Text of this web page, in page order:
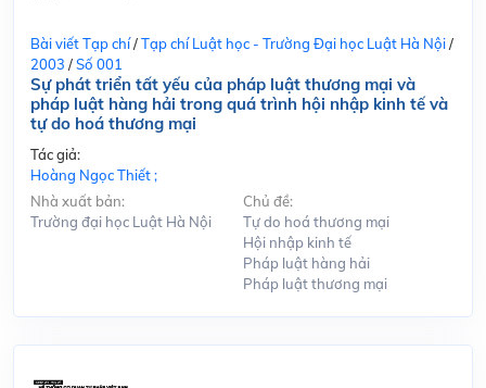
Bài viết Tạp chí/Tạp chí Luật học - Trường Đại học Luật Hà Nội/
2003 /Số 001
Sự phát triển tất yếu của pháp luật thương mại và
pháp luật hàng hải trong quá trình hội nhập kinh tế và
tự do hoá thương mại
Tác giả:
Hoàng Ngọc Thiết ;
Nhà xuất bản:
Trường đại học Luật Hà Nội
Chủ đề:
Tự do hoá thương mại
Hội nhập kinh tế
Pháp luật hàng hải
Pháp luật thương mại